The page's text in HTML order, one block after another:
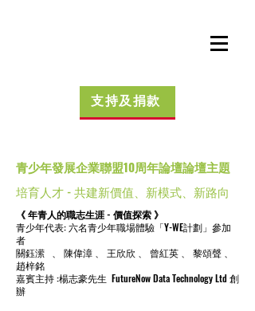
支持及捐款
青少年發展企業聯盟10周年論壇論壇主題
培育人才 - 共建新價值、新模式、新路向
《 年青人的職志生涯 - 價值探索 》
青少年代表: 六名青少年職場體驗「Y-WE計劃」 參加
者
關鈺潆 、 陳偉漳 、 王欣欣 、 曾紅英 、 黎頌聲 、
趙梓銘
嘉賓主持 :楊志豪先生 FutureNow Data Technology Ltd 創
辦